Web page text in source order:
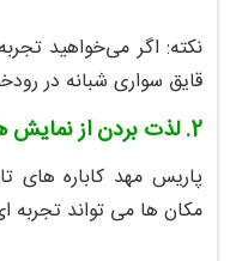
نکته: اگر می‌خواهید
قایق‌ سواری شبانه در
2. لذت بردن از نمایش‌ های جذاب در کلاب های معروف
پاریس مهد کاباره‌ های
مکان‌ ها می‌ تواند تجربه‌